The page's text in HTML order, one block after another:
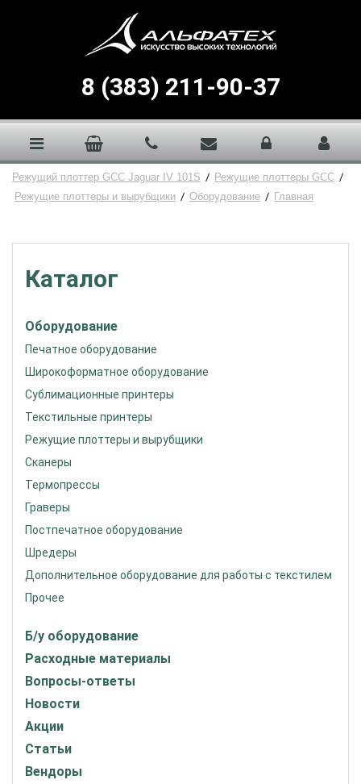
8 (383) 211-90-37
Режущий плоттер GCC Jaguar IV 101S / Режущие плоттеры GCC /
Режущие плоттеры и вырубщики / Оборудование / Главная
Каталог
Оборудование
Печатное оборудование
Широкоформатное оборудование
Сублимационные принтеры
Текстильные принтеры
Режущие плоттеры и вырубщики
Сканеры
Термопрессы
Граверы
Постпечатное оборудование
Шредеры
Дополнительное оборудование для работы с текстилем
Прочее
Б/у оборудование
Расходные материалы
Вопросы-ответы
Новости
Акции
Статьи
Вендоры